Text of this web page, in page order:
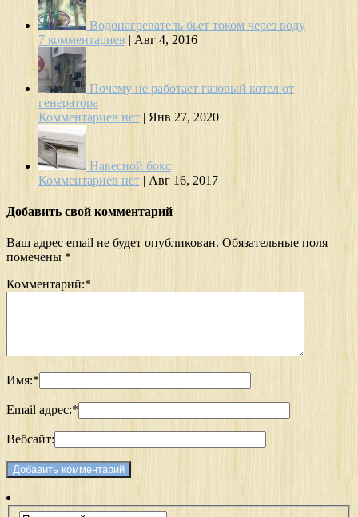
Водонагреватель бьет током через воду
7 комментариев | Авг 4, 2016
Почему не работает газовый котел от
генератора
Комментариев нет | Янв 27, 2020
Навесной бокс
Комментариев нет | Авг 16, 2017
Добавить свой комментарий
Ваш адрес email не будет опубликован. Обязательные поля
помечены *
Комментарий:*
Имя:*
Email адрес:*
Вебсайт: